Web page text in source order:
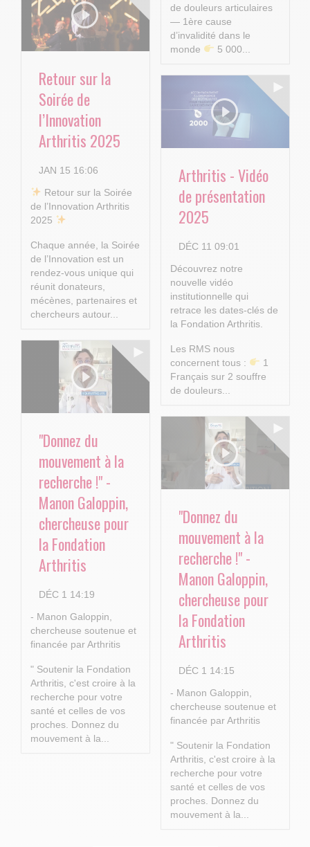
de douleurs articulaires
— 1ère cause
d’invalidité dans le
monde
5 000...
Retour sur la
Soirée de
l’Innovation
Arthritis 2025
JAN 15 16:06
​ Retour sur la Soirée
de l’Innovation Arthritis
2025
Chaque année, la Soirée
de l’Innovation est un
rendez-vous unique qui
réunit donateurs,
mécènes, partenaires et
chercheurs autour...
Arthritis - Vidéo
de présentation
2025
DÉC 11 09:01
Découvrez notre
nouvelle vidéo
institutionnelle qui
retrace les dates-clés de
la Fondation Arthritis.
Les RMS nous
concernent tous :
1
Français sur 2 souffre
de douleurs...
"Donnez du
mouvement à la
recherche !" -
Manon Galoppin,
chercheuse pour
la Fondation
Arthritis
DÉC 1 14:19
- Manon Galoppin,
chercheuse soutenue et
financée par Arthritis
" Soutenir la Fondation
Arthritis, c'est croire à la
recherche pour votre
santé et celles de vos
proches. Donnez du
mouvement à la...
"Donnez du
mouvement à la
recherche !" -
Manon Galoppin,
chercheuse pour
la Fondation
Arthritis
DÉC 1 14:15
- Manon Galoppin,
chercheuse soutenue et
financée par Arthritis
" Soutenir la Fondation
Arthritis, c'est croire à la
recherche pour votre
santé et celles de vos
proches. Donnez du
mouvement à la...